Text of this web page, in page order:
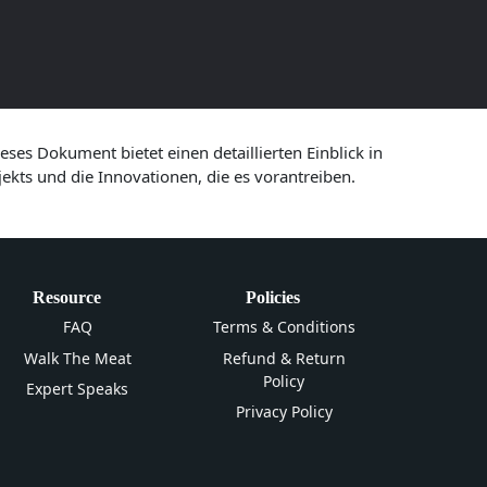
Dokument bietet einen detaillierten Einblick in
und die Innovationen, die es vorantreiben.
Resource
FAQ
Walk The Meat
Expert Speaks
Policies
Terms & Conditions
Refund & Return
Policy
Privacy Policy